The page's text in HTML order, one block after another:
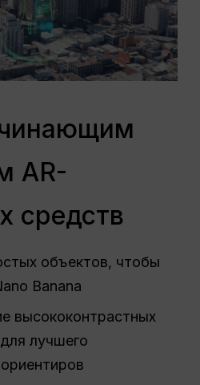
AR-
средств
объектов, чтобы
Banana
высококонтрастных
лучшего